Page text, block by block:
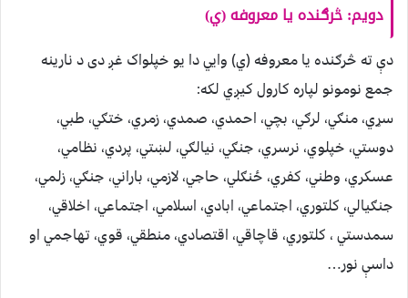
دویم: څرګنده یا معروفه (ي)
دې ته څرګنده یا معروفه (ي) وایي دا یو خپلواک غږ دی د نارینه
جمع نومونو لپاره کارول کیږي لکه:
سړي، منګي، لرګي، بچي، احمدي، صمدي، زمري، ختګي، طبي،
دوستي، خپلوي، نرسري، جنګي، نیالګي، لښتي، پردي، نظامي،
عسکري، وطني، کفري، ځنګلي، حاجي، لازمي، باراني، جنګي، زلمي،
جنګیالي، کلتوري، اجتماعي، ابادي، اسلامي، اجتماعي، اخلاقي،
سمدستي ، کلتوري، قاچاقي، اقتصادي، منطقي، قوي، تهاجمي او
داسې نور…